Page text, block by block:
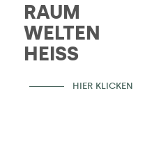
RAUM
WELTEN
HEISS
HIER KLICKEN